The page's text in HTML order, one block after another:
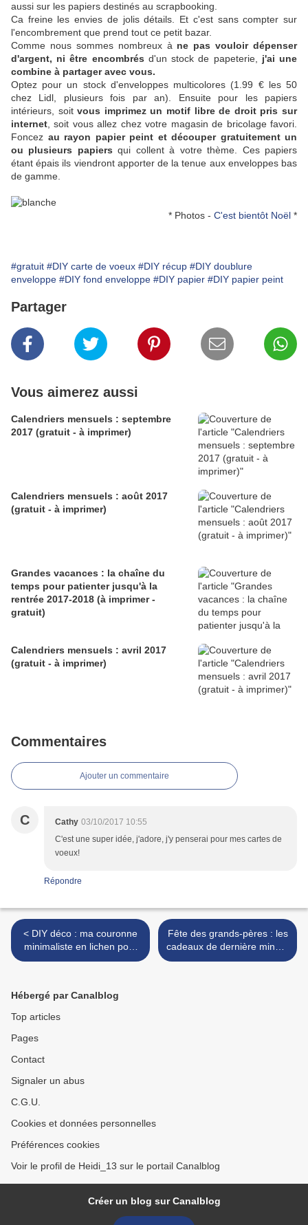
aussi sur les papiers destinés au scrapbooking.
Ca freine les envies de jolis détails. Et c'est sans compter sur
l'encombrement que prend tout ce petit bazar.
Comme nous sommes nombreux à ne pas vouloir dépenser
d'argent, ni être encombrés d'un stock de papeterie, j'ai une
combine à partager avec vous.
Optez pour un stock d'enveloppes multicolores (1.99 € les 50
chez Lidl, plusieurs fois par an). Ensuite pour les papiers
intérieurs, soitvous imprimez un motif libre de droit pris sur
internet , soit vous allez chez votre magasin de bricolage favori.
Foncez au rayon papier peint et découper gratuitement un
ou plusieurs papiers qui collent à votre thème. Ces papiers
étant épais ils viendront apporter de la tenue aux enveloppes bas
de gamme.
* Photos - C'est bientôt Noël *
#gratuit #DIY carte de voeux #DIY récup #DIY doublure
enveloppe #DIY fond enveloppe #DIY papier #DIY papier peint
Partager
Vous aimerez aussi
Calendriers mensuels : septembre
2017 (gratuit - à imprimer)
Calendriers mensuels : août 2017
(gratuit - à imprimer)
Grandes vacances : la chaîne du
temps pour patienter jusqu'à la
rentrée 2017-2018 (à imprimer -
gratuit)
Calendriers mensuels : avril 2017
(gratuit - à imprimer)
Commentaires
Ajouter un commentaire
C Cathy 03/10/2017 10:55
C'est une super idée, j'adore, j'y penserai pour mes cartes de
voeux!
Répondre
< DIY déco : ma couronne
minimaliste en lichen pour
fêter l'automne
Fête des grands-pères : les
cadeaux de dernière minute
>
Hébergé par Canalblog
Top articles
Pages
Contact
Signaler un abus
C.G.U.
Cookies et données personnelles
Préférences cookies
Voir le profil de Heidi_13 sur le portail Canalblog
Créer un blog sur Canalblog